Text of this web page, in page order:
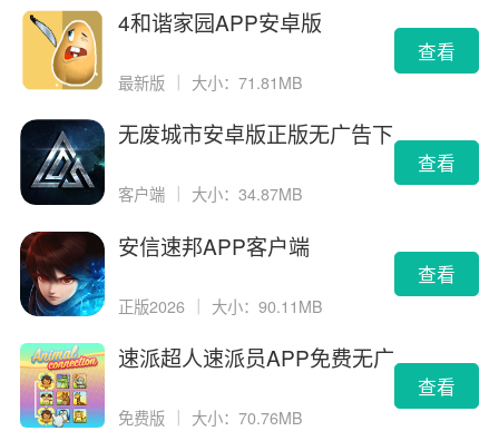
4和谐家园APP安卓版
最新版 大小：71.81MB
查看
无废城市安卓版正版无广告下
客户端 大小：34.87MB
查看
安信速邦APP客户端
正版2026 ｜ 大小：90.11MB
查看
速派超人速派员APP免费无广
免费版 大小：70.76MB
查看